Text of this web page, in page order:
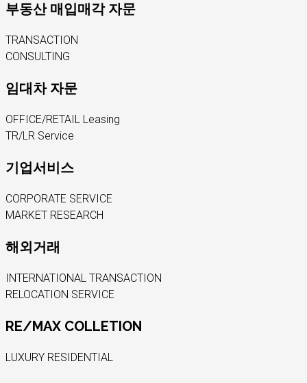
부동산 매입매각 자문
TRANSACTION
CONSULTING
임대차 자문
OFFICE/RETAIL Leasing
TR/LR Service
기업서비스
CORPORATE SERVICE
MARKET RESEARCH
해외거래
INTERNATIONAL TRANSACTION
RELOCATION SERVICE
RE/MAX COLLETION
LUXURY RESIDENTIAL